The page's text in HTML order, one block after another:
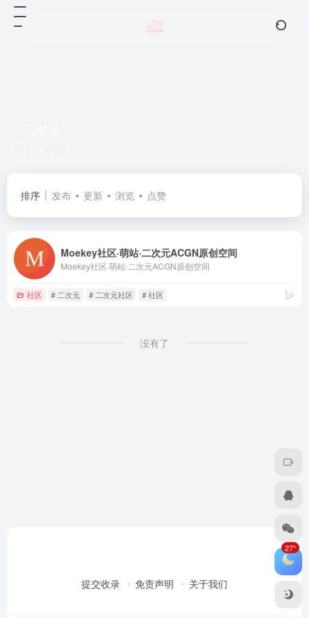
排序 发布 更新 浏览 点赞
Moekey社区·萌站·二次元ACGN原创空间
Moekey社区·萌站·二次元ACGN原创空间
社区 # 二次元 # 二次元社区 # 社区
没有了
提交收录 免责声明 关于我们
27°